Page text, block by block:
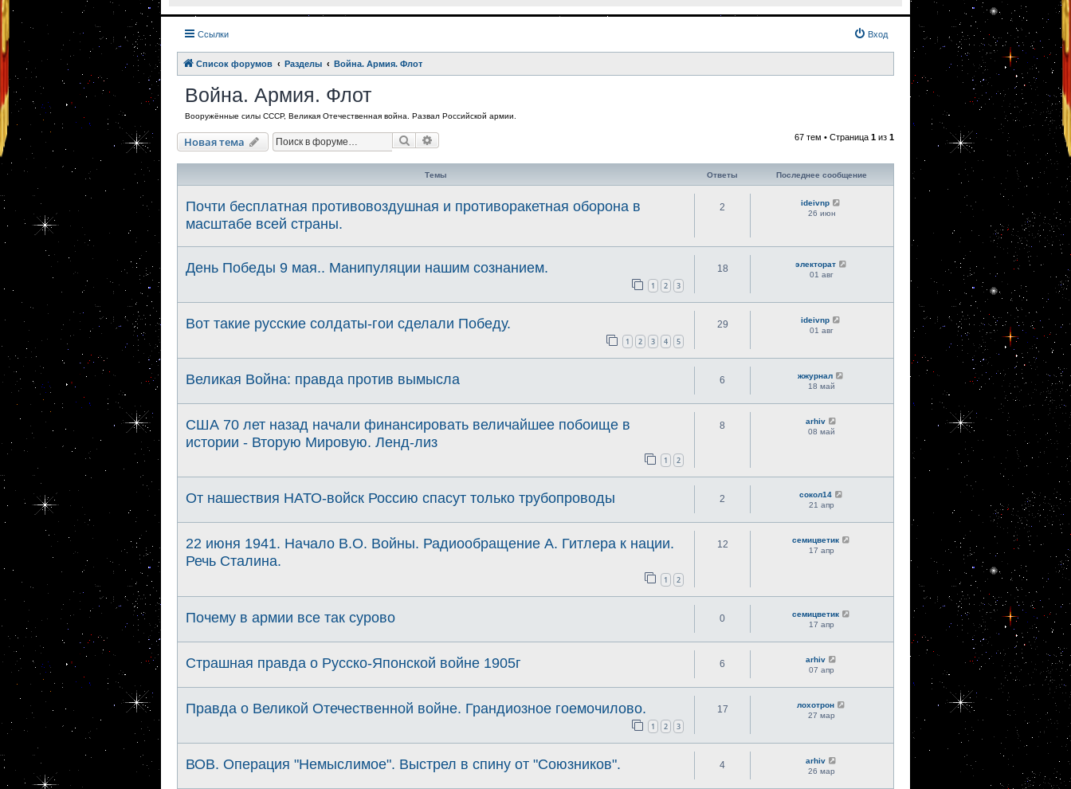
Ссылки Вход
Список форумов Разделы Война. Армия. Флот
Война. Армия. Флот
Вооружённые силы СССР, Великая Отечественная война. Развал Российской армии.
Новая тема Поиск 67 тем • Страница 1 из 1
Темы Ответы Последнее сообщение
Почти бесплатная противовоздушная и противоракетная оборона в
масштабе всей страны.
2
ideivnp
26 июн
День Победы 9 мая.. Манипуляции нашим сознанием.
1 2 3
18
электорат
01 авг
Вот такие русские солдаты-гои сделали Победу.
1 2 3 4 5
29
ideivnp
01 авг
Великая Война: правда против вымысла 6
жжурнал
18 май
США 70 лет назад начали финансировать величайшее побоище в
истории - Вторую Мировую. Ленд-лиз
1 2
8
arhiv
08 май
От нашествия НАТО-войск Россию спасут только трубопроводы 2
сокол14
21 апр
22 июня 1941. Начало В.О. Войны. Радиообращение А. Гитлера к нации.
Речь Сталина.
1 2
12
семицветик
17 апр
Почему в армии все так сурово 0
семицветик
17 апр
Страшная правда о Русско-Японской войне 1905г 6
arhiv
07 апр
Правда о Великой Отечественной войне. Грандиозное гоемочилово.
1 2 3
17
лохотрон
27 мар
ВОВ. Операция "Немыслимое". Выстрел в спину от "Союзников". 4
arhiv
26 мар